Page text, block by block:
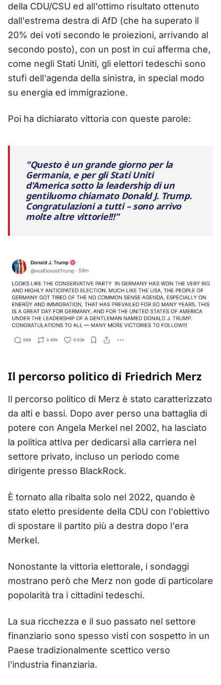
della CDU/CSU ed all'ottimo risultato ottenuto
dall'estrema destra di AfD (che ha superato il
20% dei voti secondo le proiezioni, arrivando al
secondo posto), con un post in cui afferma che,
come negli Stati Uniti, gli elettori tedeschi sono
stufi dell'agenda della sinistra, in special modo
su energia ed immigrazione.
Poi ha dichiarato vittoria con queste parole:
"Questo è un grande giorno per la
Germania, e per gli Stati Uniti
d'America sotto la leadership di un
gentiluomo chiamato Donald J. Trump.
Congratulazioni a tutti – sono arrivo
molte altre vittorie!!!"
Il percorso politico di Friedrich Merz
Il percorso politico di Merz è stato caratterizzato
da alti e bassi. Dopo aver perso una battaglia di
potere con Angela Merkel nel 2002, ha lasciato
la politica attiva per dedicarsi alla carriera nel
settore privato, incluso un periodo come
dirigente presso BlackRock.
È tornato alla ribalta solo nel 2022, quando è
stato eletto presidente della CDU con l'obiettivo
di spostare il partito più a destra dopo l'era
Merkel.
Nonostante la vittoria elettorale, i sondaggi
mostrano però che Merz non gode di particolare
popolarità tra i cittadini tedeschi.
La sua ricchezza e il suo passato nel settore
finanziario sono spesso visti con sospetto in un
Paese tradizionalmente scettico verso
l'industria finanziaria.